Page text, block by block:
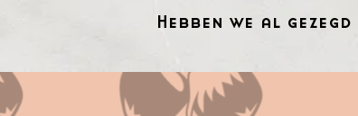
Hebben we al